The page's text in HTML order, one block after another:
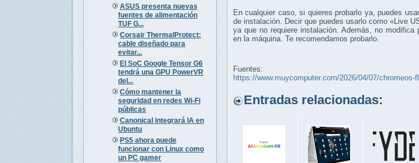
ASUS presenta nuevas
fuentes de alimentación
TUF G...
Corsair ThermalProtect:
cable diseñado para
evitar...
El SoC Google Tensor G6
tendrá una GPU PowerVR
del...
Cómo mantener la
seguridad en redes Wi-Fi
públicas
Canonical integrará IA en
Ubuntu
PS5 ahora puede
funcionar con Linux como
un PC gamer
En cualquier caso, si quieres probarlo ya, puedes
de instalación. Decir que puedes usarlo como «Live
ya que no requiere instalación. Además, no
en la máquina. Te recomendamos probarlo.
Fuentes:
https://www.muycomputer.com/2026/04/07/
Entradas relacionadas: